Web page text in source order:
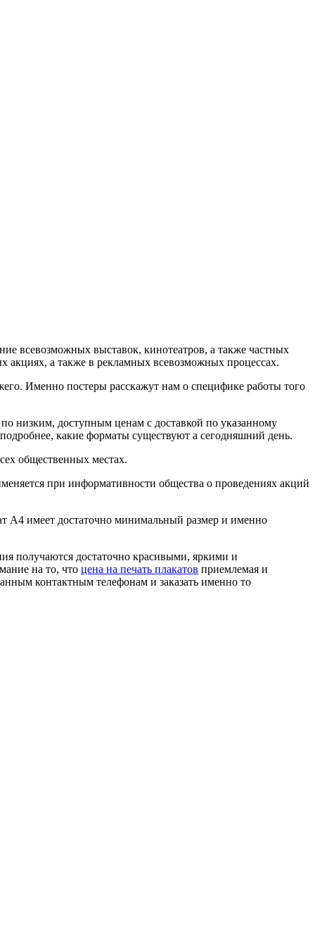
всевозможных выставок, кинотеатров, а также частных
акциях, а также в рекламных всевозможных процессах.
Именно постеры расскажут нам о специфике работы того
низким, доступным ценам с доставкой по указанному
какие форматы существуют а сегодняшний день.
общественных местах.
при информативности общества о проведениях акций
А4 имеет достаточно минимальный размер и именно
получаются достаточно красивыми, яркими и
на то, что цена на печать плакатов приемлемая и
контактным телефонам и заказать именно то